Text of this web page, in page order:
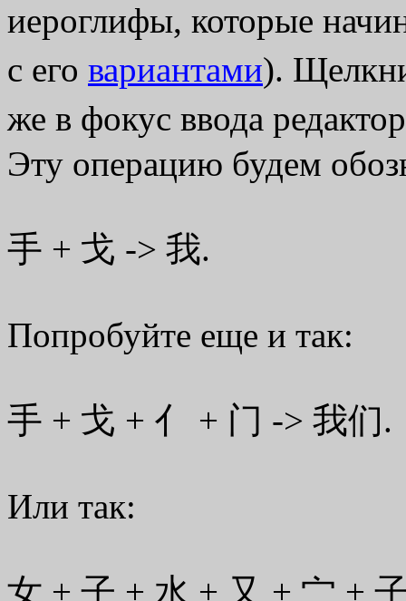
иероглифы, которые
с его вариантами).
же в фокус ввода
Эту операцию будем
手 + 戈 -> 我.
Попробуйте еще и так:
手 + 戈 + 亻 + 门 -> 我们.
Или так:
女 + 子 + 水 + 又 + 宀 +